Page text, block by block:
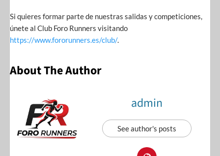
Si quieres formar parte de nuestras salidas y competiciones,
únete al Club Foro Runners visitando
https://www.fororunners.es/club/.
About The Author
admin
See author's posts